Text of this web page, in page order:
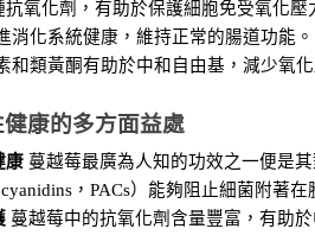
抗氧化劑，有助於保護細胞免受氧化壓
消化系統健康，維持正常的腸道功能。
和類黃酮有助於中和自由基，減少氧
康的多方面益處
康 蔓越莓最廣為人知的功效之一便是
，PACs）能夠阻止細菌附著
蔓越莓中的抗氧化劑含量豐富，有助